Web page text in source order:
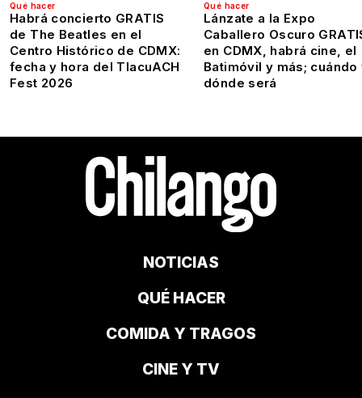
Qué hacer
Habrá concierto GRATIS
de The Beatles en el
Centro Histórico de CDMX:
fecha y hora del TlacuACH
Fest 2026
Qué hacer
Lánzate a la Expo
Caballero Oscuro
en CDMX, habrá cine, el
Batimóvil y más; cuándo
dónde será
NOTICIAS
QUÉ HACER
COMIDA Y TRAGOS
CINE Y TV